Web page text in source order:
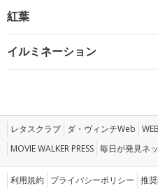
紅葉
イルミネーション
レタスクラブ ダ・ヴィンチWeb
MOVIE WALKER PRESS 毎日が発見ネ
利用規約 プライバシーポリシー 推